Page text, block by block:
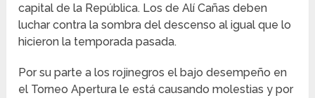
capital de la República. Los de Alí Cañas deben
luchar contra la sombra del descenso al igual que lo
hicieron la temporada pasada.
Por su parte a los rojinegros el bajo desempeño en
el Torneo Apertura le está causando molestias y por